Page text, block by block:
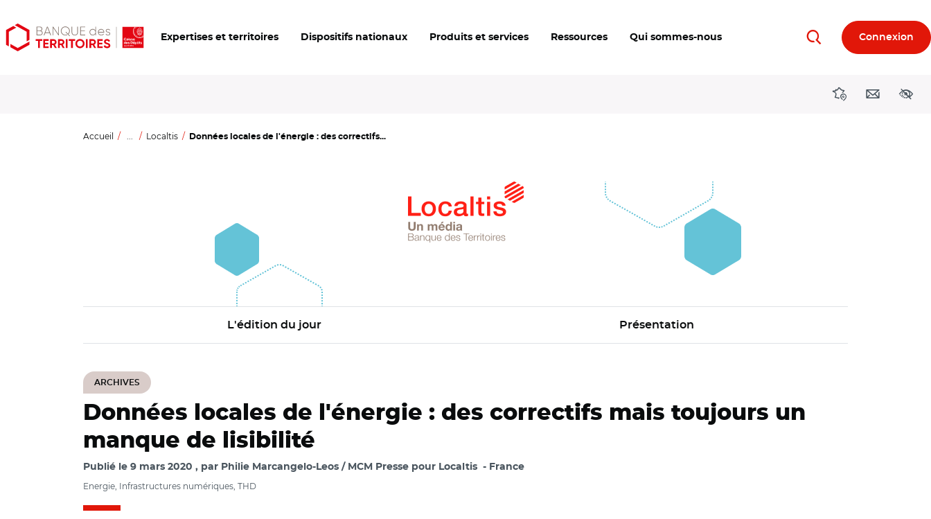
Aller
au
Aller
au
Ouvrir
les
Expertises et territoires Dispositifs nationaux Produits et services Ressources Qui sommes-nous RechercherConnexion
DirectionsContact
Accueil ... Localtis Données locales de l'énergie : des correctifs...
L'édition du jour Présentation
ARCHIVES
Données locales de l'énergie : des correctifs mais toujours un
manque de lisibilité
Publié le 9 mars 2020 par Philie Marcangelo-Leos / MCM Presse pour Localtis France
Energie, Infrastructures numériques, THD